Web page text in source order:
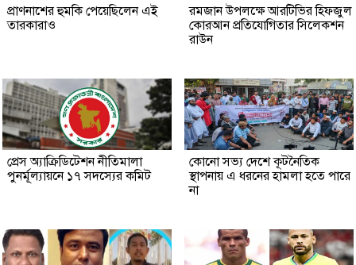
প্রাণনাশের হুমকি পেয়েছিলেন এই
তারকারাও
রমজান উপলক্ষে আরটিভির হিফজুল
কোরআন প্রতিযোগিতার সিলেকশন
রাউন
প্রেস অ্যাক্রিডিটেশন নীতিমালা
পুনর্মূল্যায়নে ১৭ সদস্যের কমিট
কোনো সভ্য দেশে কূটনৈতিক
স্থাপনায় এ ধরনের হামলা হতে পারে
না